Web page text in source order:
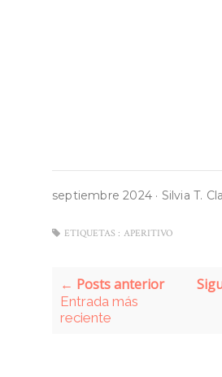
septiembre 2024 · Silvia T.
ETIQUETAS : APERITIVO
← Posts anterior
Entrada más
reciente